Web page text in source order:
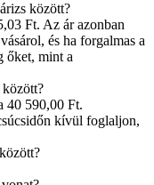
között?
Ft. Az ár azonban
és ha forgalmas a
őket, mint a
40 590,00 Ft.
kívül foglaljon,